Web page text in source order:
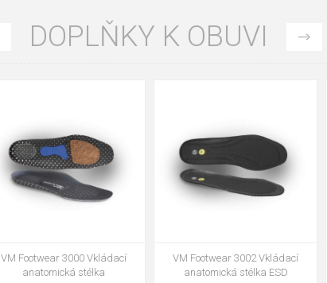
DOPLŇKY K OBUVI
VM Footwear 3002 Vkládací
anatomická stélka ESD
VM Footwear 3900 Čistící houba
na obuv